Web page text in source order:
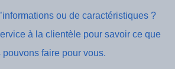
ou de caractéristiques ?
à la clientèle pour savoir ce que
pouvons faire pour vous.